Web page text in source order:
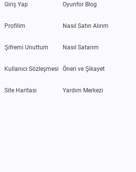
Giriş Yap
Profilim
Şifremi Unuttum
Kullanıcı Sözleşmesi
Site Haritası
Oyunfor Blog
Nasıl Satın Alırım
Nasıl Satarım
Öneri ve Şikayet
Yardım Merkezi